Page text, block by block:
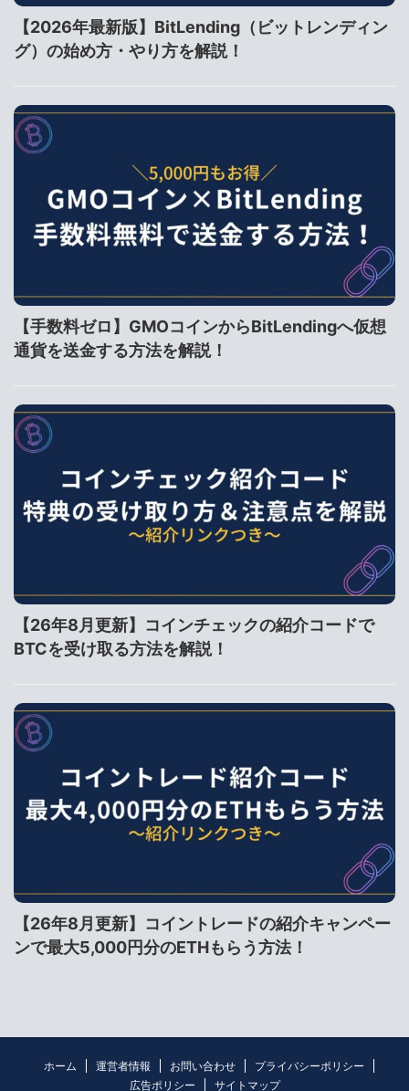
【2026年最新版】BitLending（ビットレンディン
グ）の始め方・やり方を解説！
【手数料ゼロ】GMOコインからBitLendingへ仮想
通貨を送金する方法を解説！
【26年8月更新】コインチェックの紹介コードで
BTCを受け取る方法を解説！
【26年8月更新】コイントレードの紹介キャンペー
ンで最大5,000円分のETHもらう方法！
ホーム 運営者情報 お問い合わせ
プライバシーポリシー
広告ポリシー
サイトマップ